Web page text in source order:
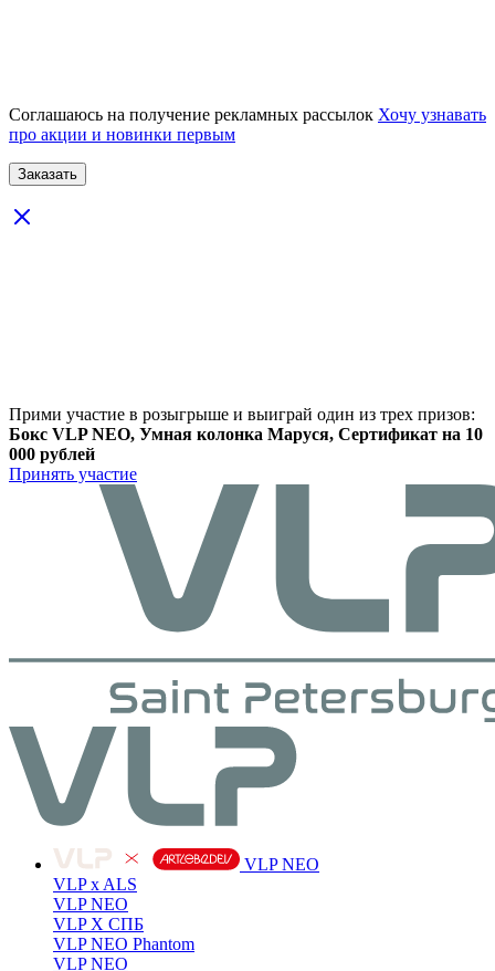
Соглашаюсь на получение рекламных рассылок Хочу узнавать
про акции и новинки первым
Прими участие в розыгрыше и выиграй один из трех призов:
Бокс VLP NEO, Умная колонка Маруся, Сертификат на 10
000 рублей
Принять участие
VLP NEO
VLP x ALS
VLP NEO
VLP X СПБ
VLP NEO Phantom
VLP NEO